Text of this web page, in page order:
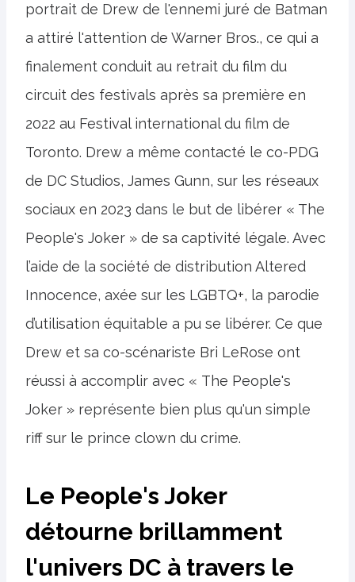
portrait de Drew de l'ennemi juré de Batman
a attiré l'attention de Warner Bros., ce qui a
finalement conduit au retrait du film du
circuit des festivals après sa première en
2022 au Festival international du film de
Toronto. Drew a même contacté le co-PDG
de DC Studios, James Gunn, sur les réseaux
sociaux en 2023 dans le but de libérer « The
People's Joker » de sa captivité légale. Avec
l’aide de la société de distribution Altered
Innocence, axée sur les LGBTQ+, la parodie
d’utilisation équitable a pu se libérer. Ce que
Drew et sa co-scénariste Bri LeRose ont
réussi à accomplir avec « The People's
Joker » représente bien plus qu'un simple
riff sur le prince clown du crime.
Le People's Joker
détourne brillamment
l'univers DC à travers le